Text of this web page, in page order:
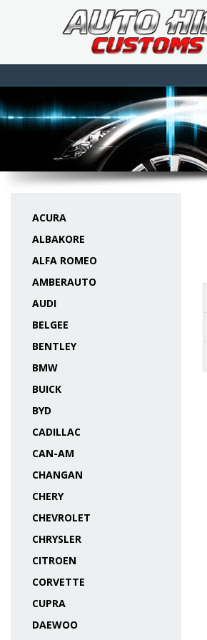
ACURA
ALBAKORE
ALFA ROMEO
AMBERAUTO
AUDI
BELGEE
BENTLEY
BMW
BUICK
BYD
CADILLAC
CAN-AM
CHANGAN
CHERY
CHEVROLET
CHRYSLER
CITROEN
CORVETTE
CUPRA
DAEWOO